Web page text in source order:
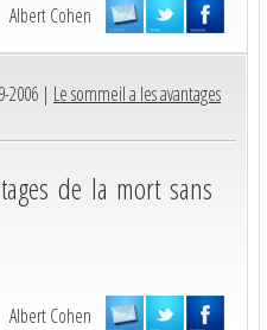
Albert Cohen
2006 | Le sommeil a les avantages
de la mort sans
Albert Cohen